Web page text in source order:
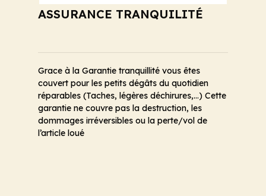
ASSURANCE TRANQUILITÉ
Grace à la Garantie tranquillité vous êtes
couvert pour les petits dégâts du quotidien
réparables (Taches, légères déchirures,…) Cette
garantie ne couvre pas la destruction, les
dommages irréversibles ou la perte/vol de
l’article loué